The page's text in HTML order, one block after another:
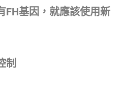
FH基因，就應該使用新
制